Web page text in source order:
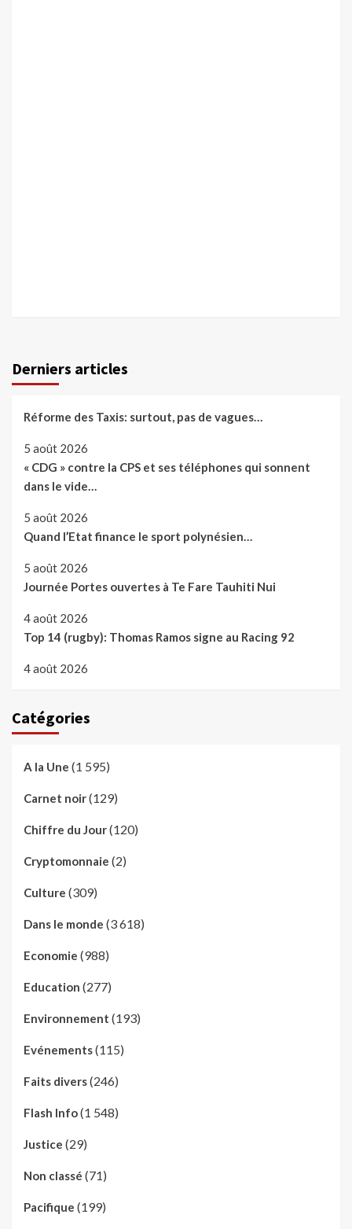
Derniers articles
Réforme des Taxis: surtout, pas de vagues…
5 août 2026
« CDG » contre la CPS et ses téléphones qui sonnent
dans le vide…
5 août 2026
Quand l’Etat finance le sport polynésien…
5 août 2026
Journée Portes ouvertes à Te Fare Tauhiti Nui
4 août 2026
Top 14 (rugby): Thomas Ramos signe au Racing 92
4 août 2026
Catégories
A la Une (1 595)
Carnet noir(129)
Chiffre du Jour(120)
Cryptomonnaie (2)
Culture (309)
Dans le monde (3 618)
Economie (988)
Education (277)
Environnement (193)
Evénements(115)
Faits divers(246)
Flash Info(1 548)
Justice (29)
Non classé (71)
Pacifique (199)